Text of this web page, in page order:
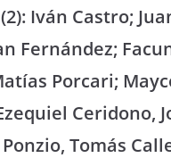
Iván Castro;
Fernández;
Porcari;
Ceridono,
Tomás